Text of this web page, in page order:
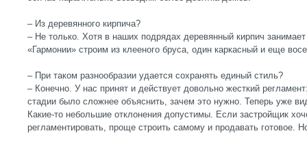
– Из деревянного кирпича?
– Не только. Хотя в наших подрядах деревянный кирпич
«Гармонии» строим из клееного бруса, один каркасный и еще
– При таком разнообразии удается сохранять единый стиль?
– Конечно. У нас принят и действует довольно жесткий
стадии было сложнее объяснить, зачем это нужно. Теперь уже
Какие-то небольшие отклонения допустимы. Если застройщик
регламентировать, проще строить самому и продавать готовое.